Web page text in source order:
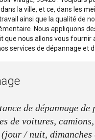
la ville, et ce, dans les
ainsi que la qualité de
Nous appliquons
que nous allons vous
services de dépannage et
de dépannage
de voitures,
/ nuit,